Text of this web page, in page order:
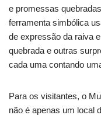
e promessas
ferramenta simbólica
de expressão da raiva
quebrada e outras
cada uma contando
Para os visitantes, o
não é apenas um local